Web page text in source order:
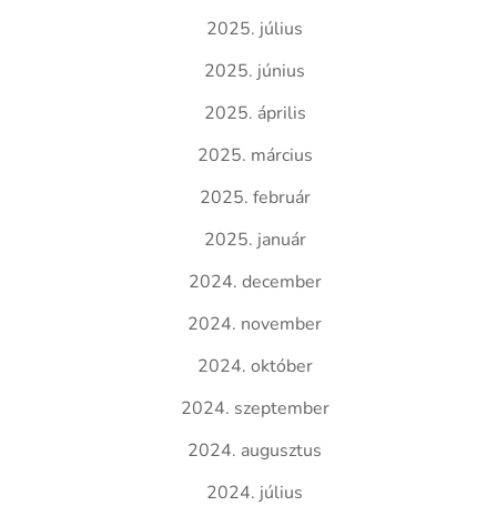
2025. július
2025. június
2025. április
2025. március
2025. február
2025. január
2024. december
2024. november
2024. október
2024. szeptember
2024. augusztus
2024. július